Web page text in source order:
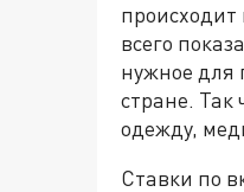
всего
нужное для
стране. Так
одежду,
Ставки по